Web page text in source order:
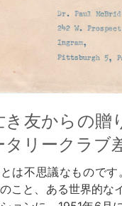
き友からの
タリークラブ
は不思議なもので
こと、ある世界的な